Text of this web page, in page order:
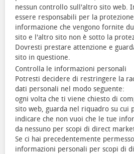
nessun controllo sull'altro sito web.
essere responsabili per la
informazione che vengono fornite
sito e l'altro sito non è sotto la
Dovresti prestare attenzione e
sito in questione.
Controlla le informazioni personali
Potresti decidere di restringere la
dati personali nel modo seguente:
ogni volta che ti viene chiesto di
sito web, guarda nel riquadro su cui
indicare che non vuoi che le tue
da nessuno per scopi di direct
Se ci hai precedentemente
informazioni personali per scopi di